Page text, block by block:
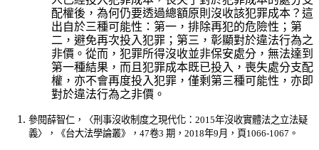
配權後，為何仍要透過總額原則沒收該犯罪成本？這
出自於三種可能性：第一，排除再犯的危險性；第
二，避免再次投入犯罪；第三，彰顯對於違法行為之
非價。從而，犯罪所得沒收並非保安處分，無法達到
第一種結果，而且犯罪成本既已投入，喪失處分支配
權，亦不會再度投入犯罪，僅剩第三種可能性，亦即
對於違法行為之非價。
參閱薛智仁，〈刑事沒收制度之現代化：2015年沒收實體法之立法疑
義〉，《台大法學論叢》，47卷3 期，2018年9月，頁1066-1067。